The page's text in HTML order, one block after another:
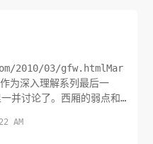
2010/03/gfw.htmlMar
为深入理解系列最后一
并讨论了。西厢的弱点和
。比如加载之后也不能访
AM